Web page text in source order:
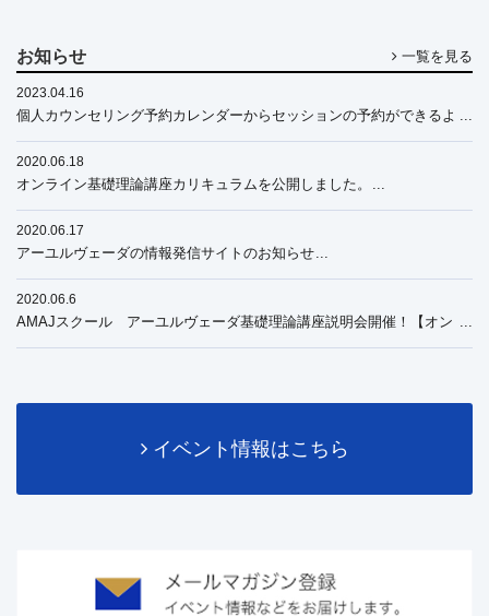
お知らせ 一覧を見る
2023.04.16
個人カウンセリング予約カレンダーからセッションの予約ができるよ
2020.06.18
オンライン基礎理論講座カリキュラムを公開しました。
2020.06.17
アーユルヴェーダの情報発信サイトのお知らせ
2020.06.6
AMAJスクール アーユルヴェーダ基礎理論講座説明会開催！【オン
イベント情報はこちら